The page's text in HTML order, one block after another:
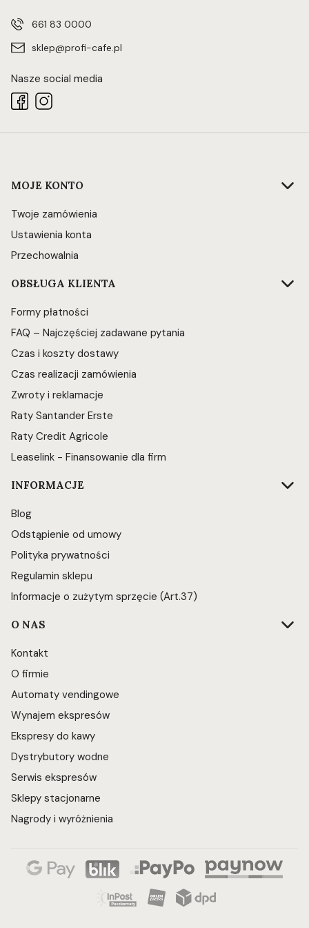
661 83 0000
sklep@profi-cafe.pl
Nasze social media
Linki w stopce
MOJE KONTO
Twoje zamówienia
Ustawienia konta
Przechowalnia
OBSŁUGA KLIENTA
Formy płatności
FAQ – Najczęściej zadawane pytania
Czas i koszty dostawy
Czas realizacji zamówienia
Zwroty i reklamacje
Raty Santander Erste
Raty Credit Agricole
Leaselink - Finansowanie dla firm
INFORMACJE
Blog
Odstąpienie od umowy
Polityka prywatności
Regulamin sklepu
Informacje o zużytym sprzęcie (Art.37)
O NAS
Kontakt
O firmie
Automaty vendingowe
Wynajem ekspresów
Ekspresy do kawy
Dystrybutory wodne
Serwis ekspresów
Sklepy stacjonarne
Nagrody i wyróżnienia